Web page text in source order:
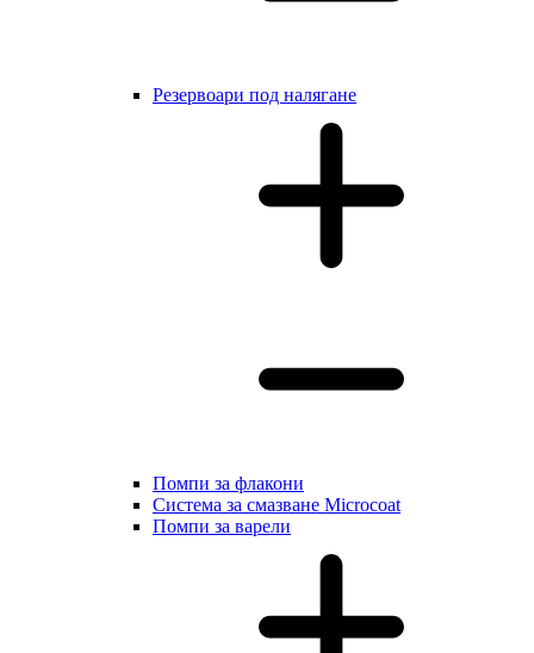
Резервоари под налягане
Помпи за флакони
Система за смазване Microcoat
Помпи за варели